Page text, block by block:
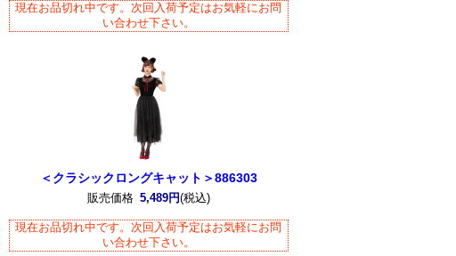
現在お品切れ中です。次回入荷予定はお気軽にお問
い合わせ下さい。
＜クラシックロングキャット＞886303
販売価格 5,489円(税込)
現在お品切れ中です。次回入荷予定はお気軽にお問
い合わせ下さい。